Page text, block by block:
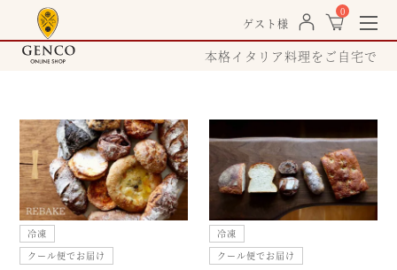
ゲスト様
0
本格イタリア料理をご自宅で
冷凍
クール便でお届け
冷凍
クール便でお届け